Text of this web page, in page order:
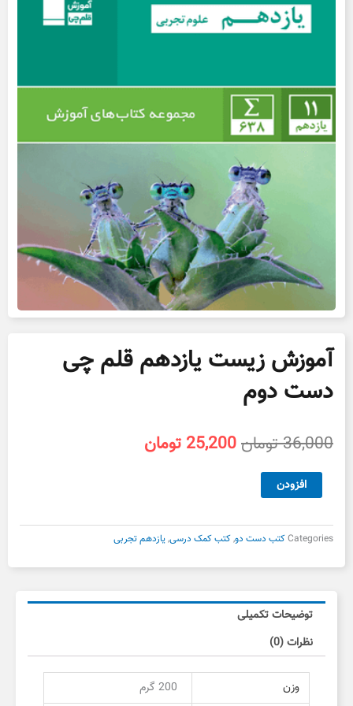
آموزش زیست یازدهم قلم چی
دست دوم
36,000تومانقیمت
25,200 تومان
آموزش
زیست
قلم
دست
عدد
افزودن
Categoriesکتب دست دو,کتب کمک درسی,یازدهم تجربی
توضیحات تکمیلی
نظرات (0)
وزن
200 گرم